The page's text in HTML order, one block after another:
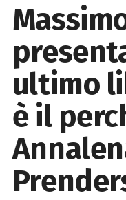
ultimo
è il